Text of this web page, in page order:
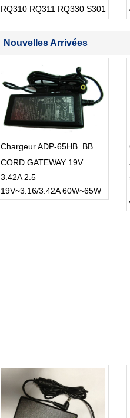
RQ310 RQ311 RQ330 S301
Nouvelles Arrivées
Chargeur ADP-65HB_BB
CORD GATEWAY 19V
3.42A 2.5
19V~3.16/3.42A 60W~65W